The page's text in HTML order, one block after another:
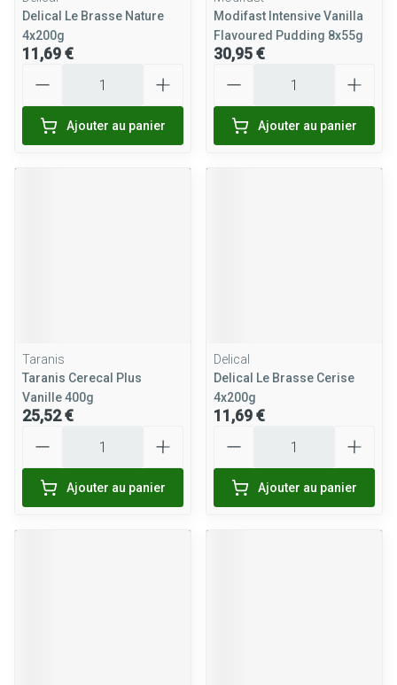
Delical Le Brasse Nature
4x200g
11,69 €
Ajouter au panier
Modifast Intensive Vanilla
Flavoured Pudding 8x55g
30,95 €
Ajouter au panier
Taranis
Taranis Cerecal Plus
Vanille 400g
25,52 €
Ajouter au panier
Delical
Delical Le Brasse Cerise
4x200g
11,69 €
Ajouter au panier